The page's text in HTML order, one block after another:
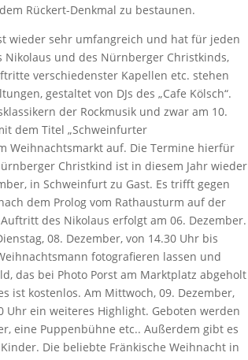
Rückert-Denkmal zu bestaunen.
wieder sehr umfangreich und hat für jeden
Nikolaus und des Nürnberger Christkinds,
verschiedenster Kapellen etc. stehen
gestaltet von DJs des „Cafe Kölsch“.
der Rockmusik und zwar am 10.
dem Titel „Schweinfurter
Weihnachtsmarkt auf. Die Termine hierfür
Christkind ist in diesem Jahr wieder
in Schweinfurt zu Gast. Es trifft gegen
dem Prolog vom Rathausturm auf der
des Nikolaus erfolgt am 06. Dezember.
08. Dezember, von 14.30 Uhr bis
fotografieren lassen und
das bei Photo Porst am Marktplatz abgeholt
ist kostenlos. Am Mittwoch, 09. Dezember,
Uhr ein weiteres Highlight. Geboten werden
eine Puppenbühne etc.. Außerdem gibt es
Die beliebte Fränkische Weihnacht in